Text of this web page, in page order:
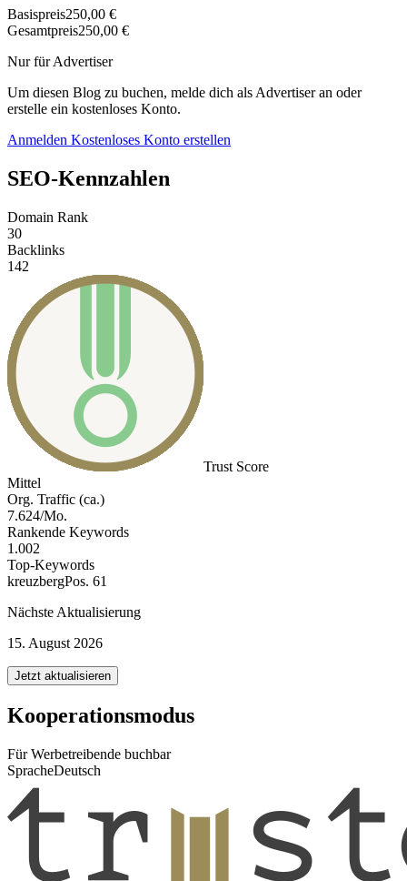
Basispreis250,00 €
Gesamtpreis250,00 €
Nur für Advertiser
Um diesen Blog zu buchen, melde dich als Advertiser an oder
erstelle ein kostenloses Konto.
Anmelden Kostenloses Konto erstellen
SEO-Kennzahlen
Domain Rank
30
Backlinks
142
Trust Score
Mittel
Org. Traffic (ca.)
7.624/Mo.
Rankende Keywords
1.002
Top-Keywords
kreuzbergPos. 61
Nächste Aktualisierung
15. August 2026
Jetzt aktualisieren
Kooperationsmodus
Für Werbetreibende buchbar
SpracheDeutsch